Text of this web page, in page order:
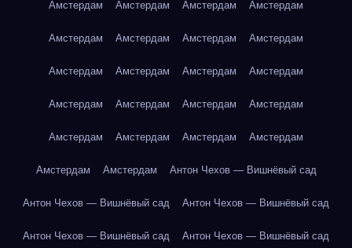
Амстердам Амстердам Амстердам Амстердам
Амстердам Амстердам Амстердам Амстердам
Амстердам Амстердам Амстердам Амстердам
Амстердам Амстердам Амстердам Амстердам
Амстердам Амстердам Амстердам Амстердам
Амстердам Амстердам Антон Чехов — Вишнёвый сад
Антон Чехов — Вишнёвый сад Антон Чехов — Вишнёвый сад
Антон Чехов — Вишнёвый сад Антон Чехов — Вишнёвый сад